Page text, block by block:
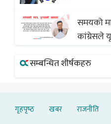
समयको
कांग्रेसले
सम्बन्धित शीर्षकहरु
गृहपृष्‍ठ खबर राजनीति